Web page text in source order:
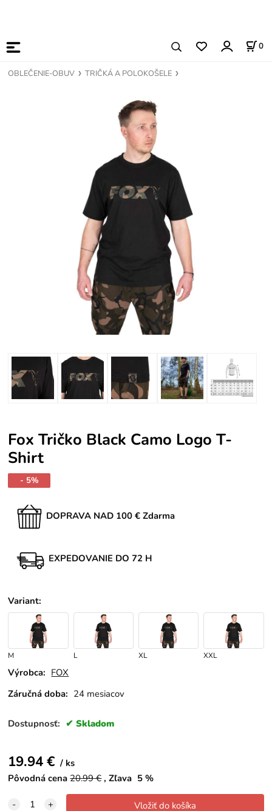
0
OBLEČENIE-OBUV TRIČKÁ A POLOKOŠELE
Fox Tričko Black Camo Logo T-
Shirt
- 5%
DOPRAVA NAD 100 € Zdarma
EXPEDOVANIE DO 72 H
Variant:
M L XL XXL
Výrobca: FOX
Záručná doba: 24 mesiacov
Dostupnosť: Skladom
19.94€
ks
Pôvodná cena 20.99€ Zľava 5 %